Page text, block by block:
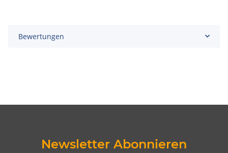
Bewertungen
Newsletter Abonnieren